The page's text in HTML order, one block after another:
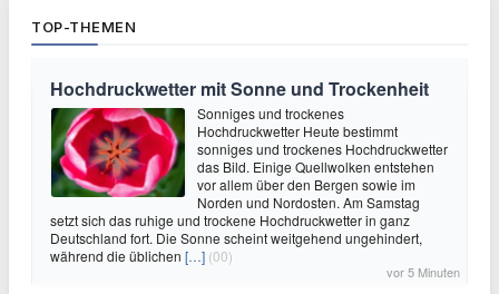
TOP-THEMEN
Hochdruckwetter mit Sonne und Trockenheit
Sonniges und trockenes
Hochdruckwetter Heute bestimmt
sonniges und trockenes Hochdruckwetter
das Bild. Einige Quellwolken entstehen
vor allem über den Bergen sowie im
Norden und Nordosten. Am Samstag
setzt sich das ruhige und trockene Hochdruckwetter in ganz
Deutschland fort. Die Sonne scheint weitgehend ungehindert,
während die üblichen […] (00)
vor 5 Minuten